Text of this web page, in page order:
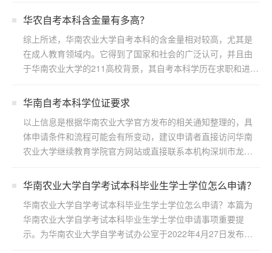
华农自考本科含金量有多高？
综上所述，华南农业大学自考本科的含金量相对较高，尤其是
在成人教育领域内。它得到了国家和社会的广泛认可，并且由
于华南农业大学的211高校背景，其自考本科学历在求职和进一
华南自考本科学位证要求
以上信息是根据华南农业大学官方发布的相关通知整理的，具
体申请条件和流程可能会有所变动，建议申请者直接访问华南
农业大学继续教育学院官方网站或直接联系本机构深圳市龙岗
华南农业大学自学考试本科毕业生学士学位怎么申请？
华南农业大学自学考试本科毕业生学士学位怎么申请？本篇为
华南农业大学自学考试本科毕业生学士学位申请事项重要提
示。为华南农业大学自学考试办公室于2022年4月27日发布，